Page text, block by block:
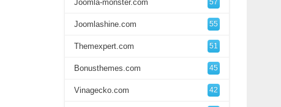
Joomla-monster.com 57
Joomlashine.com 55
Themexpert.com 51
Bonusthemes.com 45
Vinagecko.com 42